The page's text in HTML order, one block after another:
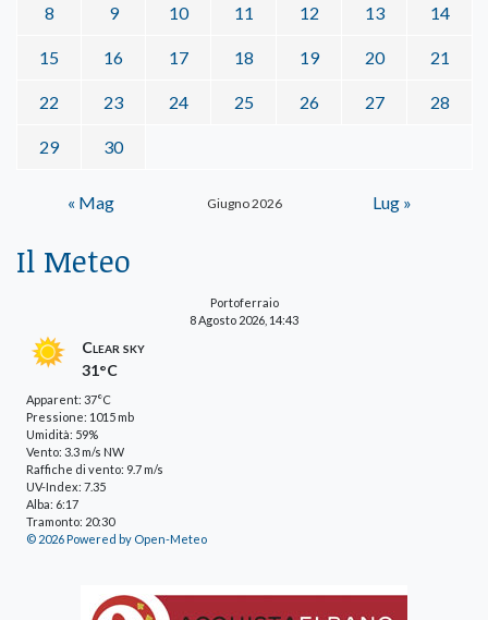
Giugno 2026
8 9 10 11 12 13 14
15 16 17 18 19 20 21
22 23 24 25 26 27 28
29 30
« Mag Lug »
Il Meteo
Portoferraio
8 Agosto 2026, 14:43
Clear sky
31°C
Apparent: 37°C
Pressione: 1015 mb
Umidità: 59%
Vento: 3.3 m/s NW
Raffiche di vento: 9.7 m/s
UV-Index: 7.35
Alba: 6:17
Tramonto: 20:30
© 2026 Powered by Open-Meteo